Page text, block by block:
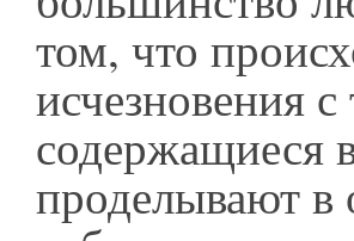
том, что
исчезновения
содержащиеся
проделывают в